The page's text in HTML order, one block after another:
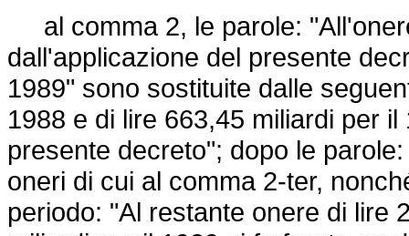
al comma 2, le parole:
dall'applicazione del presente
1989" sono sostituite dalle
1988 e di lire 663,45 miliardi per
presente decreto"; dopo le
oneri di cui al comma 2-ter,
periodo: "Al restante onere di lire